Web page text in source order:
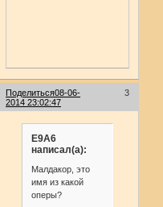
Поделиться 3
08-06-
2014 23:02:47
E9A6
написал(а):
Малдакор, это
имя из какой
оперы?